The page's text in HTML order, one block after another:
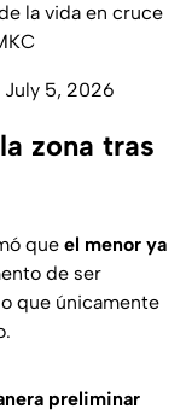
la vida en cruce
July 5, 2026
zona tras
que el menor ya
de ser
que únicamente
preliminar